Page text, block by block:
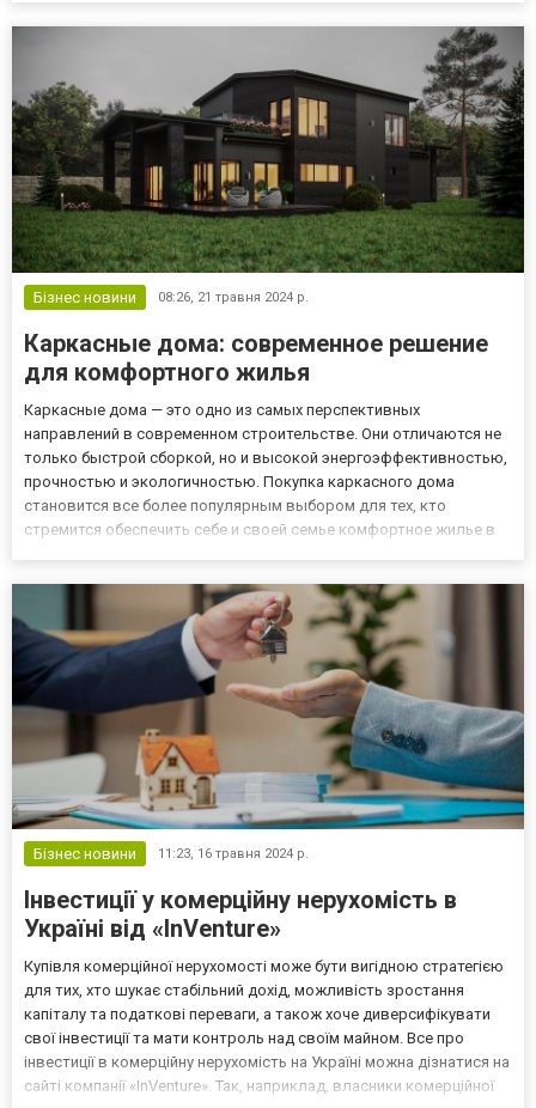
Бізнес новини 08:26, 21 травня 2024 р.
Каркасные дома: современное решение
для комфортного жилья
Каркасные дома — это одно из самых перспективных
направлений в современном строительстве. Они отличаются не
только быстрой сборкой, но и высокой энергоэффективностью,
прочностью и экологичностью. Покупка каркасного дома
становится все более популярным выбором для тех, кто
стремится обеспечить себе и своей семье комфортное жилье в
Бізнес новини 11:23, 16 травня 2024 р.
Інвестиції у комерційну нерухомість в
Україні від «InVenture»
Купівля комерційної нерухомості може бути вигідною стратегією
для тих, хто шукає стабільний дохід, можливість зростання
капіталу та податкові переваги, а також хоче диверсифікувати
свої інвестиції та мати контроль над своїм майном. Все про
інвестиції в комерційну нерухомість на Україні можна дізнатися на
сайті компанії «InVenture». Так, наприклад, власники комерційної